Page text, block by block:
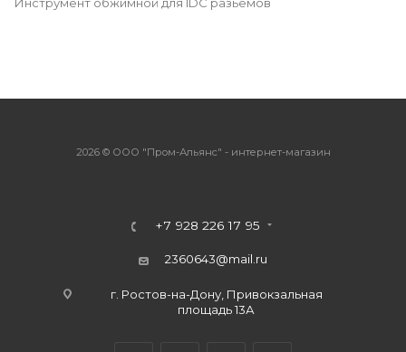
2026 © ООО "Пром-Альянс" - интернет-магазин
+7 928 226 17 95
2360643@mail.ru
г. Ростов-на-Дону, Привокзальная
площадь 13А